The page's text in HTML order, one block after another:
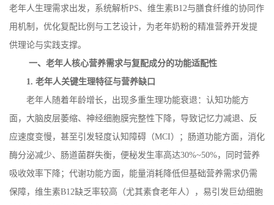
老年人生理需求出发，系统解析PS、维生素B12与膳食纤维的协同作
用机制，优化复配比例与工艺设计，为老年奶粉的精准营养开发提
供理论与实践支撑。
一、老年人核心营养需求与复配成分的功能适配性
1.老年人关键生理特征与营养缺口
老年人随着年龄增长，出现多重生理功能衰退：认知功能方
面，大脑皮层萎缩、神经细胞膜完整性下降，导致记忆力减退、反
应速度变慢，甚至引发轻度认知障碍（MCI）；肠道功能方面，消化
酶分泌减少、肠道菌群失衡，便秘发生率高达30%~50%，同时营养
吸收效率下降；代谢功能方面，能量消耗降低但基础营养需求仍需
保障，维生素B12缺乏率较高（尤其素食老年人），易引发巨幼细胞